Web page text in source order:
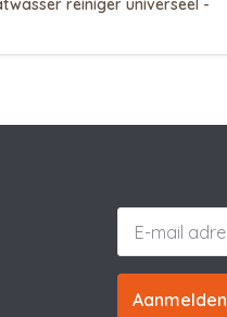
reiniger universeel -
Aanmelden